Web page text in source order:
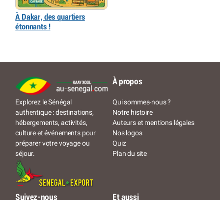
À Dakar, des quartiers
étonnants !
Explorez le Sénégal
authentique : destinations,
hébergements, activités,
culture et événements pour
préparer votre voyage ou
séjour.
À propos
Qui sommes-nous ?
Notre histoire
Auteurs et mentions légales
Nos logos
Quiz
Plan du site
Suivez-nous Et aussi